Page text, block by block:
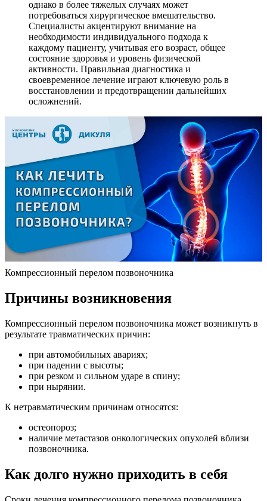
однако в более тяжелых случаях может
потребоваться хирургическое вмешательство.
Специалисты акцентируют внимание на
необходимости индивидуального подхода к
каждому пациенту, учитывая его возраст, общее
состояние здоровья и уровень физической
активности. Правильная диагностика и
своевременное лечение играют ключевую роль в
восстановлении и предотвращении дальнейших
осложнений.
Компрессионный перелом позвоночника
Причины возникновения
Компрессионный перелом позвоночника может возникнуть в
результате травматических причин:
при автомобильных авариях;
при падении с высоты;
при резком и сильном ударе в спину;
при нырянии.
К нетравматическим причинам относятся:
остеопороз;
наличие метастазов онкологических опухолей вблизи
позвоночника.
Как долго нужно приходить в себя